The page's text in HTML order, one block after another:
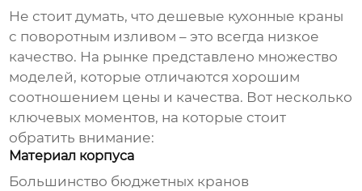
Не стоит думать, чтодешевые кухонные краны
с поворотным изливом – это всегда низкое
качество. На рынке представлено множество
моделей, которые отличаются хорошим
соотношением цены и качества. Вот несколько
ключевых моментов, на которые стоит
обратить внимание:
Материал корпуса
Большинство бюджетных кранов